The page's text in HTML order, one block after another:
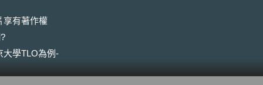
等
全球
球經
投
加坡
新這
趨勢
知情的將存有個人資料的程式帶回公
司，也把這些資料登錄到產品的原始
用人約210人的個人資料登錄於該產
享有著作權
大學TLO為例-